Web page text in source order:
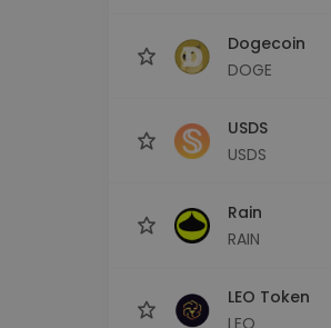
Dogecoin
DOGE
USDS
USDS
Rain
RAIN
LEO Token
LEO